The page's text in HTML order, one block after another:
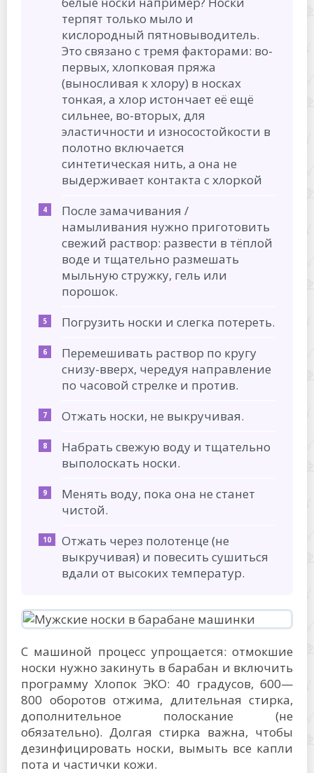
терпят только мыло и
кислородный пятновыводитель.
Это связано с тремя факторами: во-
первых, хлопковая пряжа
(выносливая к хлору) в носках
тонкая, а хлор истончает её ещё
сильнее, во-вторых, для
эластичности и износостойкости в
полотно включается
синтетическая нить, а она не
выдерживает контакта с хлоркой
После замачивания /
намыливания нужно приготовить
свежий раствор: развести в тёплой
воде и тщательно размешать
мыльную стружку, гель или
порошок.
Погрузить носки и слегка потереть.
Перемешивать раствор по кругу
снизу-вверх, чередуя направление
по часовой стрелке и против.
Отжать носки, не выкручивая.
Набрать свежую воду и тщательно
выполоскать носки.
Менять воду, пока она не станет
чистой.
Отжать через полотенце (не
выкручивая) и повесить сушиться
вдали от высоких температур.
С машиной процесс упрощается: отмокшие
носки нужно закинуть в барабан и включить
программу Хлопок ЭКО: 40 градусов, 600—
800 оборотов отжима, длительная стирка,
дополнительное полоскание (не
обязательно). Долгая стирка важна, чтобы
дезинфицировать носки, вымыть все капли
пота и частички кожи.